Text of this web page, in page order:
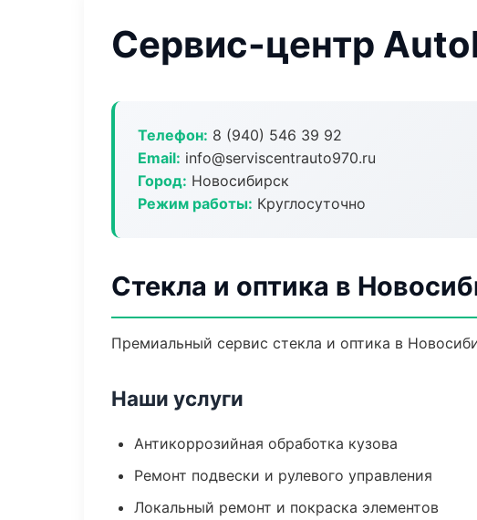
Сервис-центр
Телефон: 8 (940) 546 39 92
Email: info@serviscentrauto970.ru
Город: Новосибирск
Режим работы: Круглосуточно
Стекла и оптика в
Премиальный сервис стекла и оптика в
Наши услуги
Антикоррозийная обработка кузова
Ремонт подвески и рулевого управления
Локальный ремонт и покраска элементов